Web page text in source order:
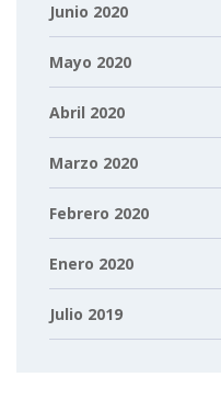
Junio 2020
Mayo 2020
Abril 2020
Marzo 2020
Febrero 2020
Enero 2020
Julio 2019